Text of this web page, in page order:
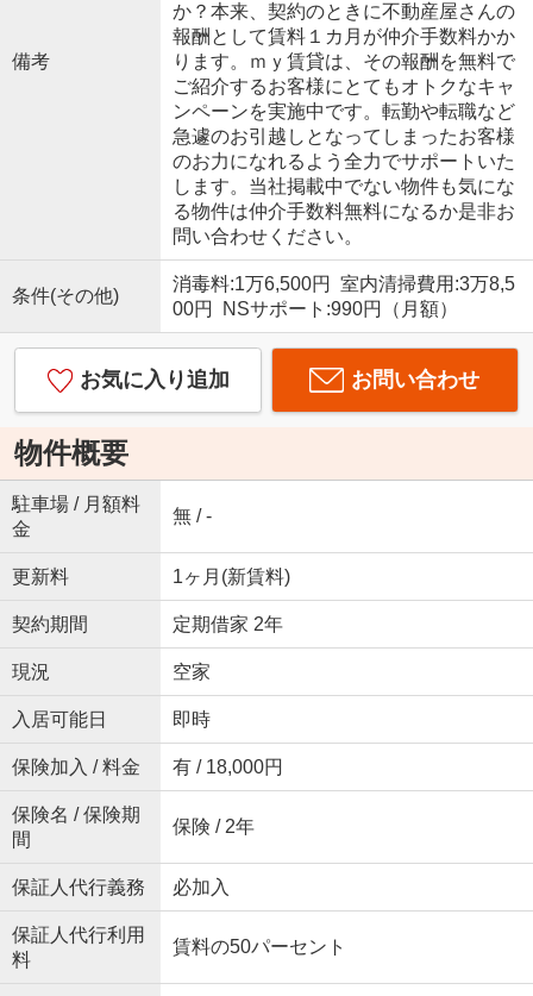
備考
か？本来、契約のときに不動産屋さんの
報酬として賃料１カ月が仲介手数料かか
ります。ｍｙ賃貸は、その報酬を無料で
ご紹介するお客様にとてもオトクなキャ
ンペーンを実施中です。転勤や転職など
急遽のお引越しとなってしまったお客様
のお力になれるよう全力でサポートいた
します。当社掲載中でない物件も気にな
る物件は仲介手数料無料になるか是非お
問い合わせください。
条件(その他)
消毒料:1万6,500円 室内清掃費用:3万8,5
00円 NSサポート:990円（月額）
お気に入り追加 お問い合わせ
物件概要
駐車場 / 月額料
金
無 / -
更新料 1ヶ月(新賃料)
契約期間 定期借家 2年
現況 空家
入居可能日 即時
保険加入 / 料金 有 / 18,000円
保険名 / 保険期
間
保険 / 2年
保証人代行義務 必加入
保証人代行利用
料
賃料の50パーセント